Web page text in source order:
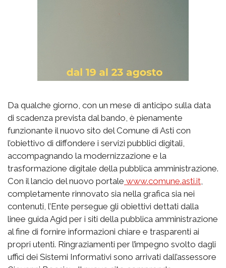
Da qualche giorno, con un mese di anticipo sulla data
di scadenza prevista dal bando, è pienamente
funzionante il nuovo sito del Comune di Asti con
l’obiettivo di diffondere i servizi pubblici digitali,
accompagnando la modernizzazione e la
trasformazione digitale della pubblica amministrazione.
Con il lancio del nuovo portale www.comune.asti.it
completamente rinnovato sia nella grafica sia nei
contenuti, l’Ente persegue gli obiettivi dettati dalla
linee guida Agid per i siti della pubblica amministrazione
al fine di fornire informazioni chiare e trasparenti ai
propri utenti. Ringraziamenti per l’impegno svolto dagli
uffici dei Sistemi Informativi sono arrivati dall’assessore